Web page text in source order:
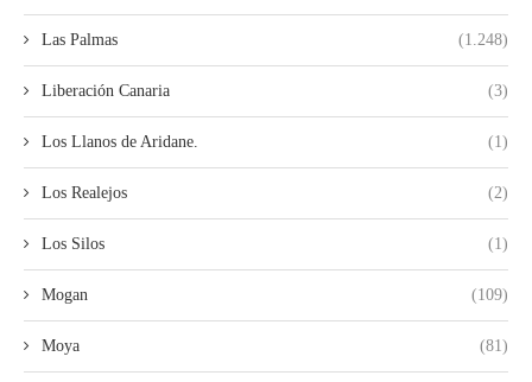
Las Palmas (1.248)
Liberación Canaria (3)
Los Llanos de Aridane. (1)
Los Realejos (2)
Los Silos (1)
Mogan (109)
Moya (81)